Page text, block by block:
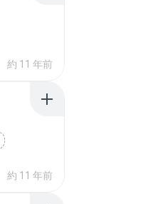
約 11 年前
約 11 年前